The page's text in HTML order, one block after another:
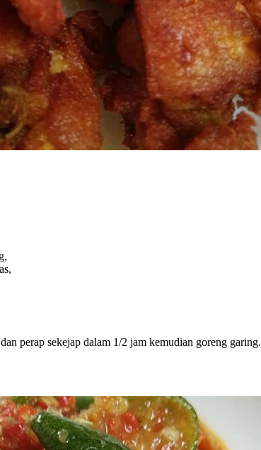
perap sekejap dalam 1/2 jam kemudian goreng garing.